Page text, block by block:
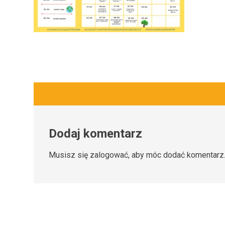
Dodaj komentarz
Musisz się zalogować, aby móc dodać komentarz.